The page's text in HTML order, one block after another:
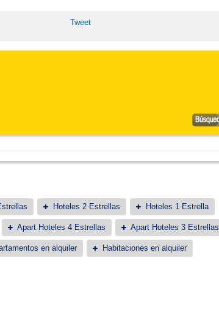
Tweet
Hoteles 2 Estrellas Hoteles 1 Estrella
Apart Hoteles 4 Estrellas Apart Hoteles 3 Estrellas
en alquiler Habitaciones en alquiler